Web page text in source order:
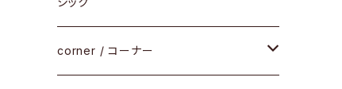
サングラス
アパレル
CELLULOID（CRAFTSMAN EDITION）
corner / コーナー